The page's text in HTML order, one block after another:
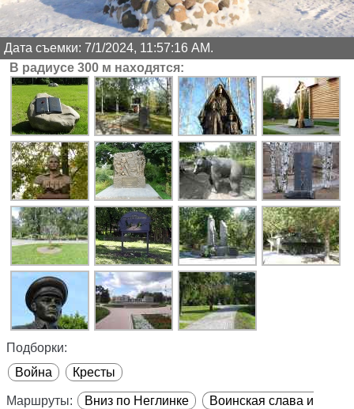
Дата съемки: 7/1/2024, 11:57:16 AM.
В радиусе 300 м находятся:
Подборки:
Война
Кресты
Маршруты: Вниз по Неглинке
Воинская слава и